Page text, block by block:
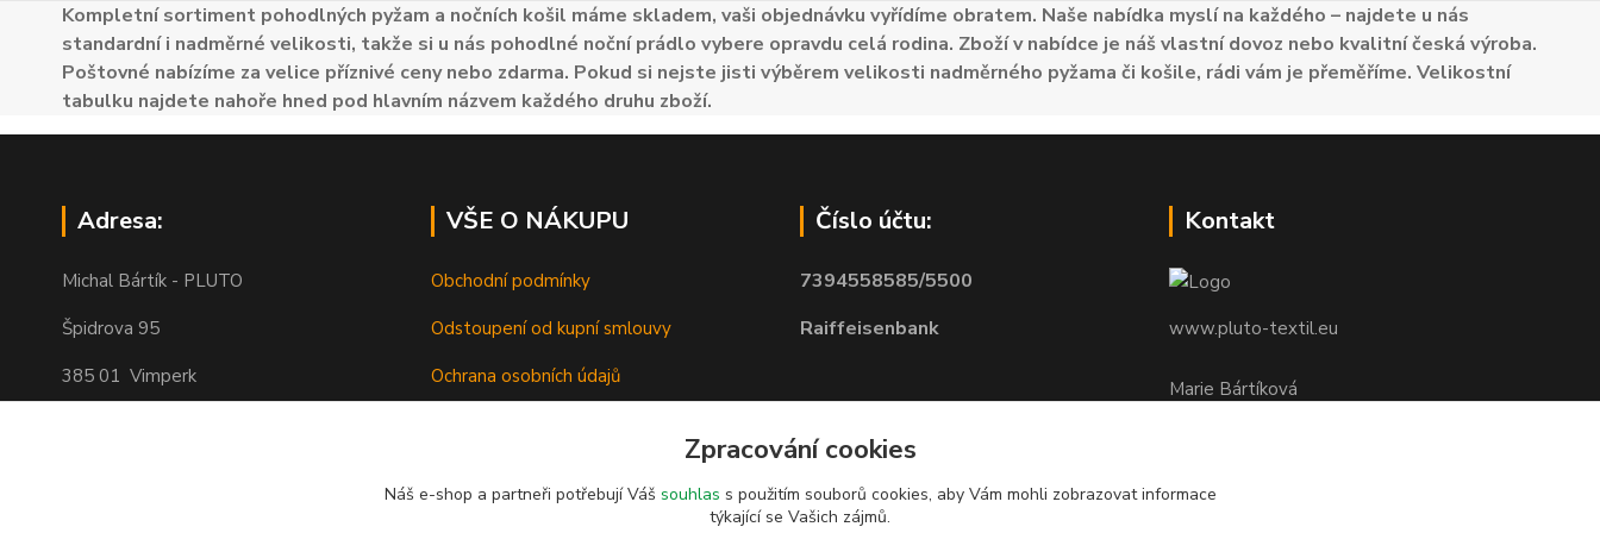
Kompletní sortiment pohodlných pyžam a nočních košil máme skladem, vaši objednávku vyřídíme obratem. Naše nabídka myslí na každého – najdete u nás
standardní i nadměrné velikosti, takže si u nás pohodlné noční prádlo vybere opravdu celá rodina. Zboží v nabídce je náš vlastní dovoz nebo kvalitní česká výroba.
Poštovné nabízíme za velice příznivé ceny nebo zdarma. Pokud si nejste jisti výběrem velikosti nadměrného pyžama či košile, rádi vám je přeměříme. Velikostní
tabulku najdete nahoře hned pod hlavním názvem každého druhu zboží.
Adresa:
Michal Bártík - PLUTO
Špidrova 95
385 01 Vimperk
VŠE O NÁKUPU
Obchodní podmínky
Odstoupení od kupní smlouvy
Ochrana osobních údajů
Číslo účtu:
7394558585/5500
Raiffeisenbank
Kontakt
www.pluto-textil.eu
Marie Bártíková
pluto@pluto.eu
Zpracování cookies
Náš e-shop a partneři potřebují Váš souhlas s použitím souborů cookies, aby Vám mohli zobrazovat informace
týkající se Vašich zájmů.